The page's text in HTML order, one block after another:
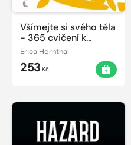
Všímejte si svého těla
- 365 cvičení k
propojení těla a mysli
Erica Hornthal
253 Kč